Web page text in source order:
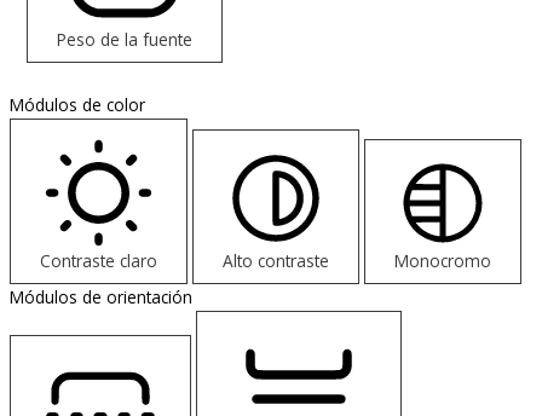
Peso de la fuente
Módulos de color
Contraste claro Alto contraste
Monocromo
Módulos de orientación